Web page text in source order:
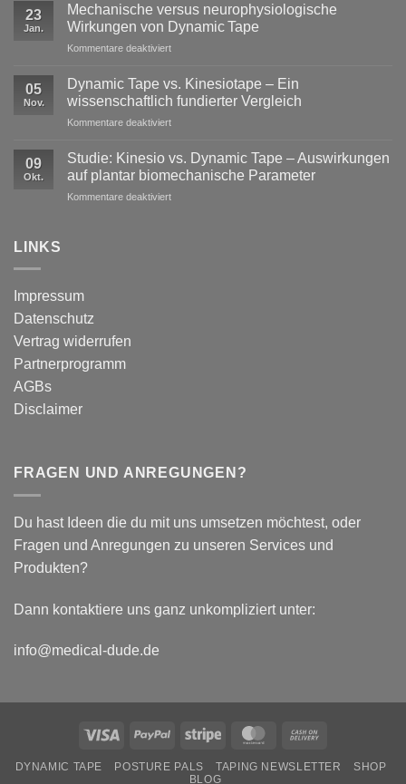
im
Profisport
–
reine
Stabilisation
ausreicht
23
Jan.
Mechanische versus neurophysiologische
Wirkungen von Dynamic Tape
Kommentare deaktiviertfür
versus
neurophysiologische
Wirkungen
von
05
Nov.
Dynamic Tape vs. Kinesiotape – Ein
wissenschaftlich fundierter Vergleich
Kommentare deaktiviertfür
Tape
Kinesiotape
–
09
Okt.
Studie: Kinesio vs. Dynamic Tape – Auswirkungen
auf plantar biomechanische Parameter
Kommentare deaktiviertfür
LINKS
Impressum
Datenschutz
Vertrag widerrufen
Partnerprogramm
AGBs
Disclaimer
FRAGEN UND ANREGUNGEN?
Du hast Ideen die du mit uns umsetzen möchtest, oder
Fragen und Anregungen zu unseren Services und
Produkten?
Dann kontaktiere uns ganz unkompliziert unter:
info@medical-dude.de
Visa PayPal Stripe MasterCard
Delivery
DYNAMIC TAPE POSTURE PALS TAPING NEWSLETTER
SHOP
BLOG